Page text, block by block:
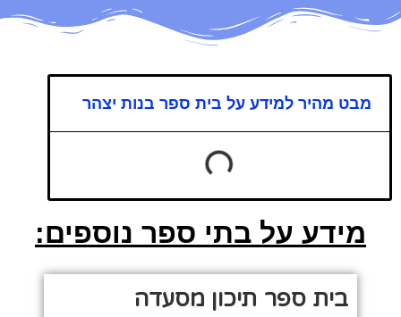
מבט מהיר למידע על בית ספר בנות יצהר
מידע על בתי ספר נוספים:
בית ספר תיכון מסעדה